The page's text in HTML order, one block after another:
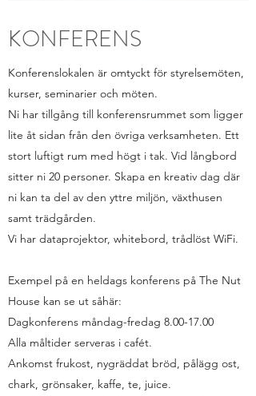
KONFERENS
Konferenslokalen är omtyckt för styrelsemöten,
kurser, seminarier och möten.
Ni har tillgång till konferensrummet som ligger
lite åt sidan från den övriga verksamheten. Ett
stort luftigt rum med högt i tak. Vid långbord
sitter ni 20 personer. Skapa en kreativ dag där
ni kan ta del av den yttre miljön, växthusen
samt trädgården.
Vi har dataprojektor, whitebord, trådlöst WiFi.
Exempel på en heldags konferens på The Nut
House kan se ut såhär:
Dagkonferens måndag-fredag 8.00-17.00
Alla måltider serveras i cafét.
Ankomst frukost, nygräddat bröd, pålägg ost,
chark, grönsaker, kaffe, te, juice.